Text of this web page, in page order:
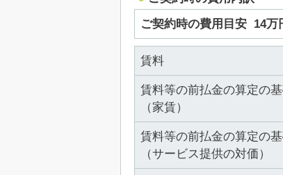
ご契約時の費用目安 14万
賃料
賃料等の前払金の算定の
（家賃）
賃料等の前払金の算定の
（サービス提供の対価）